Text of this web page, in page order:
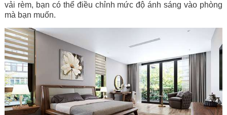
vải rèm, bạn có thể điều chỉnh mức độ ánh sáng vào phòng
mà bạn muốn.